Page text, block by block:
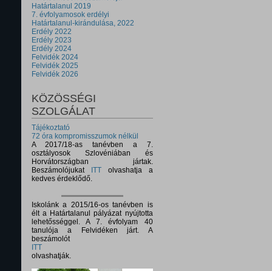
Határtalanul 2019
7. évfolyamosok erdélyi
Határtalanul-kirándulása, 2022
Erdély 2022
Erdély 2023
Erdély 2024
Felvidék 2024
Felvidék 2025
Felvidék 2026
KÖZÖSSÉGI
SZOLGÁLAT
Tájékoztató
72 óra kompromisszumok nélkül
A 2017/18-as tanévben a 7.
osztályosok Szlovéniában és
Horvátországban jártak.
Beszámolójukat
ITTolvashatja a
kedves érdeklődő.
Iskolánk a 2015/16-os tanévben is
élt a Határtalanul pályázat nyújtotta
lehetősséggel. A 7. évfolyam 40
tanulója a Felvidéken járt. A
beszámolót
ITT
olvashatják.